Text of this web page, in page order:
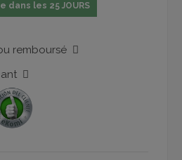
dans les 25 JOURS
remboursé